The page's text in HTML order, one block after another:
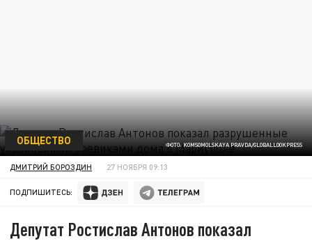
ФОТО: KOMSOMOLSKAYA PRAVDA/GLOBALLOOKPRESS
ОБЩЕСТВО
ДМИТРИЙ БОРОЗДИН 27 НОЯБРЯ 09:13
ПОДПИШИТЕСЬ:
Депутат Ростислав Антонов показал